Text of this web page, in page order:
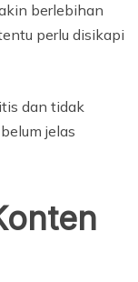
berlebihan
perlu disikapi
dan tidak
jelas